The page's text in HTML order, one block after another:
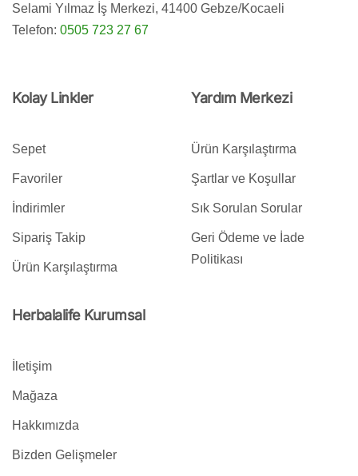
Selami Yılmaz İş Merkezi, 41400 Gebze/Kocaeli
Telefon: 0505 723 27 67
Kolay Linkler
Sepet
Favoriler
İndirimler
Sipariş Takip
Ürün Karşılaştırma
Yardım Merkezi
Ürün Karşılaştırma
Şartlar ve Koşullar
Sık Sorulan Sorular
Geri Ödeme ve İade
Politikası
Herbalalife Kurumsal
İletişim
Mağaza
Hakkımızda
Bizden Gelişmeler